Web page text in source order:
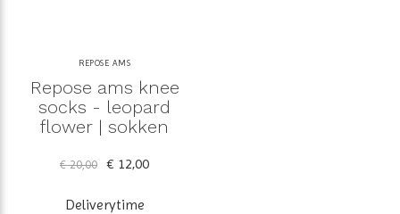
REPOSE AMS
Repose ams knee
socks - leopard
flower | sokken
€ 20,00 € 12,00
Deliverytime